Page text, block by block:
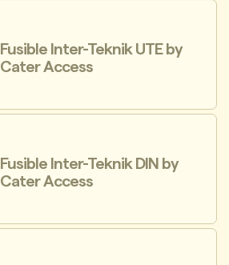
Fusible Inter-Teknik UTE by
Cater Access
Fusible Inter-Teknik DIN by
Cater Access